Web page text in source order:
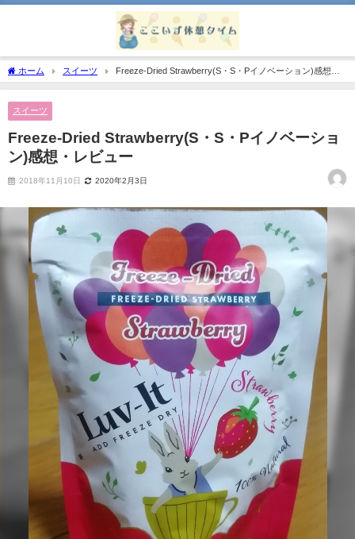
ホーム スイーツ
Freeze-Dried Strawberry(S・S・Pイノベーション)感想・
レビュー
スイーツ
Freeze-Dried Strawberry(S・S・Pイノベーショ
ン)感想・レビュー
2018年11月10日 2020年2月3日